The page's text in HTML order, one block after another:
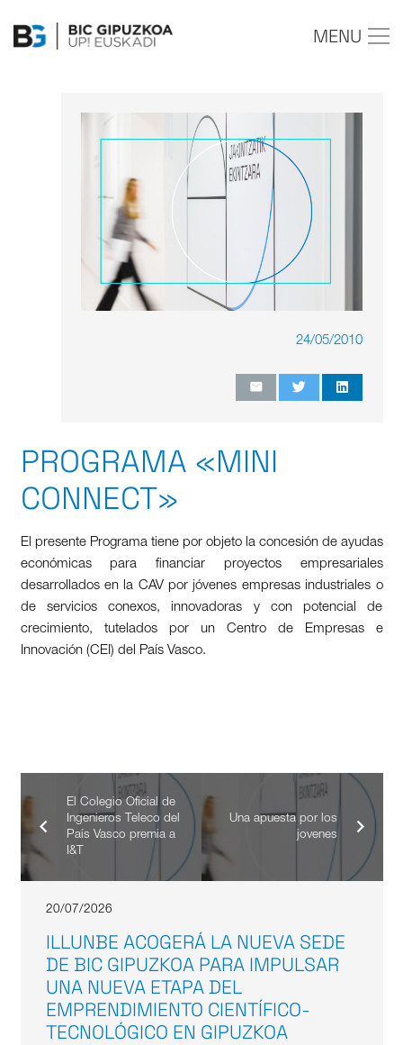
MENU
24/05/2010
PROGRAMA «MINI
CONNECT»
El presente Programa tiene por objeto la concesión de ayudas
económicas para financiar proyectos empresariales
desarrollados en la CAV por jóvenes empresas industriales o
de servicios conexos, innovadoras y con potencial de
crecimiento, tutelados por un Centro de Empresas e
Innovación (CEI) del País Vasco.
El Colegio Oficial de
Ingenieros Teleco del
País Vasco premia a
I&T
Una apuesta por los
jovenes
20/07/2026
ILLUNBE ACOGERÁ LA NUEVA SEDE
DE BIC GIPUZKOA PARA IMPULSAR
UNA NUEVA ETAPA DEL
EMPRENDIMIENTO CIENTÍFICO-
TECNOLÓGICO EN GIPUZKOA